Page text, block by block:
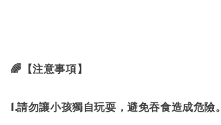
🌈【注意事項】
1.請勿讓小孩獨自玩耍，避免吞食造成危險。